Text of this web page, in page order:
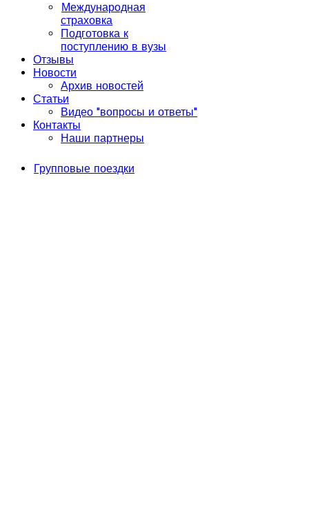
Международная
страховка
Подготовка к
поступлению в вузы
Отзывы
Новости
Архив новостей
Статьи
Видео "вопросы и ответы"
Контакты
Наши партнеры
Групповые поездки